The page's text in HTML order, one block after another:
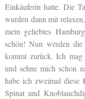
Einkäuferin hatte. Die
wurden dann mit
mein geliebtes
schön! Nun werden
kommt zurück. Ich
und sehne mich schon
habe ich zweimal diese
Spinat und